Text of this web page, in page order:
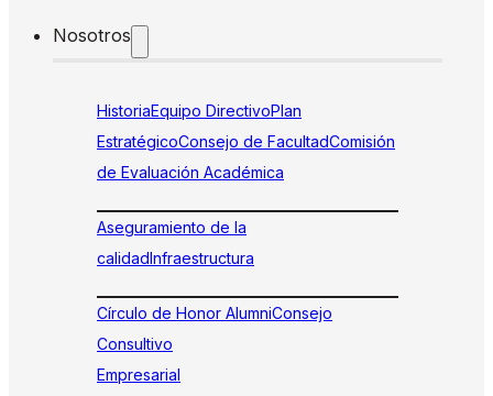
Nosotros
HistoriaEquipo DirectivoPlan
EstratégicoConsejo de FacultadComisión
de Evaluación Académica
Aseguramiento de la
calidadInfraestructura
Círculo de Honor AlumniConsejo
Consultivo
Empresarial